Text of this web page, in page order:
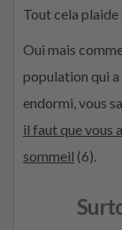
Tout cela
Oui mais
population qui a
endormi, vous
il faut que vous
sommeil (6).